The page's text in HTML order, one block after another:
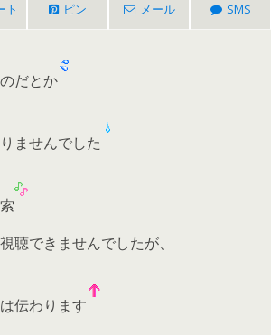
ト ピン メール SMS
だとか
ませんでした
聴できませんでしたが、
伝わります